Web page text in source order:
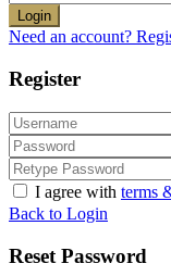
Login
Need an account?
Register
I agree with terms
Back to Login
Reset Password